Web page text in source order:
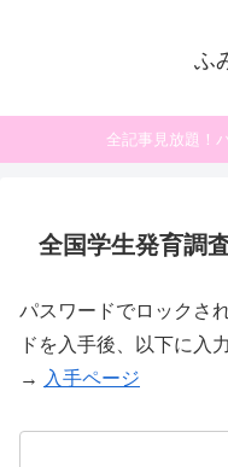
ふ
全記事見放題！
全国学生発育調
パスワードでロックさ
ドを入手後、以下に入
→ 入手ページ